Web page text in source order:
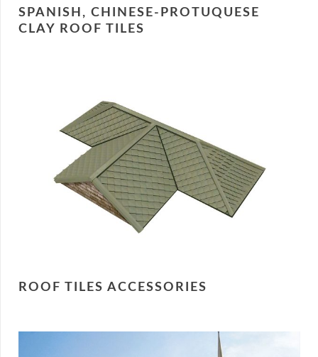
SPANISH, CHINESE-PROTUQUESE
CLAY ROOF TILES
ROOF TILES ACCESSORIES